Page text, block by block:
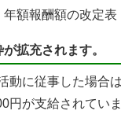
年額報酬額の改定表
拡充されます。
動に従事した場合
円が支給されてい